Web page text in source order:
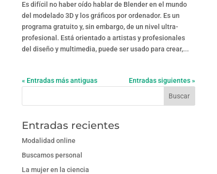
Es difícil no haber oído hablar de Blender en el mundo
del modelado 3D y los gráficos por ordenador. Es un
programa gratuito y, sin embargo, de un nivel ultra-
profesional. Está orientado a artistas y profesionales
del diseño y multimedia, puede ser usado para crear,...
« Entradas más antiguas Entradas siguientes »
Entradas recientes
Modalidad online
Buscamos personal
La mujer en la ciencia